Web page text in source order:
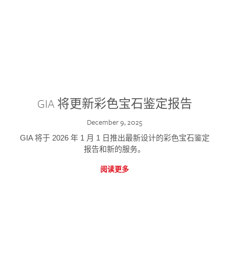
GIA 将更新彩色宝石鉴定报告
December 9, 2025
GIA 将于 2026 年 1 月 1 日推出最新设计的彩色宝石鉴定
报告和新的服务。
阅读更多